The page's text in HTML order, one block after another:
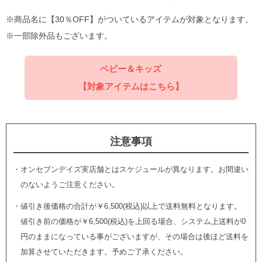
※商品名に【30％OFF】がついているアイテムが対象となります。
※一部除外品もございます。
ベビー＆キッズ
【対象アイテムはこちら】
注意事項
・オンセブンデイズ実店舗とはスケジュールが異なります。お間違い
のないようご注意ください。
・値引き後価格の合計が￥6,500(税込)以上で送料無料となります。
値引き前の価格が￥6,500(税込)を上回る場合、システム上送料が0
円のままになっている事がございますが、その場合は後ほど送料を
加算させていただきます。予めご了承ください。